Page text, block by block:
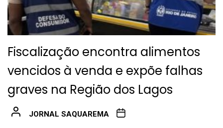
Fiscalização encontra alimentos
vencidos à venda e expõe falhas
graves na Região dos Lagos
JORNAL SAQUAREMA